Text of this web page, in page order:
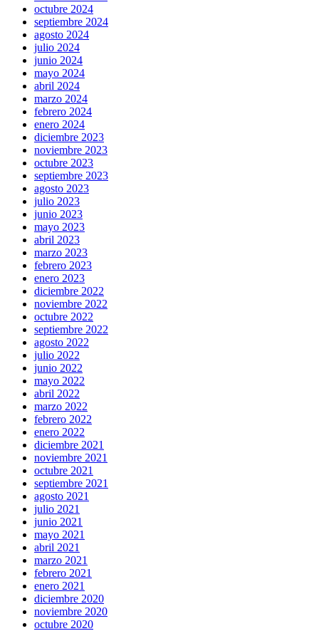
octubre 2024
septiembre 2024
agosto 2024
julio 2024
junio 2024
mayo 2024
abril 2024
marzo 2024
febrero 2024
enero 2024
diciembre 2023
noviembre 2023
octubre 2023
septiembre 2023
agosto 2023
julio 2023
junio 2023
mayo 2023
abril 2023
marzo 2023
febrero 2023
enero 2023
diciembre 2022
noviembre 2022
octubre 2022
septiembre 2022
agosto 2022
julio 2022
junio 2022
mayo 2022
abril 2022
marzo 2022
febrero 2022
enero 2022
diciembre 2021
noviembre 2021
octubre 2021
septiembre 2021
agosto 2021
julio 2021
junio 2021
mayo 2021
abril 2021
marzo 2021
febrero 2021
enero 2021
diciembre 2020
noviembre 2020
octubre 2020